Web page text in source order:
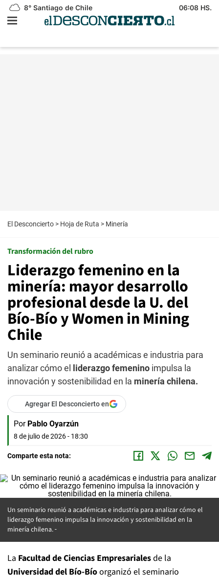
8° Santiago de Chile 06:08 HS.
El Desconcierto > Hoja de Ruta > Minería
Transformación del rubro
Liderazgo femenino en la
minería: mayor desarrollo
profesional desde la U. del
Bío-Bío y Women in Mining
Chile
Un seminario reunió a académicas e industria para
analizar cómo el
liderazgo femenino impulsa la
innovación y sostenibilidad en la minería chilena.
Agregar El Desconcierto en
Por Pablo Oyarzún
8 de julio de 2026 - 18:30
Comparte esta nota:
Un seminario reunió a académicas e industria para analizar cómo el
liderazgo femenino impulsa la innovación y sostenibilidad en la
minería chilena.
La Facultad de Ciencias Empresarialesde la
Universidad del Bío-Bíoorganizó el seminario